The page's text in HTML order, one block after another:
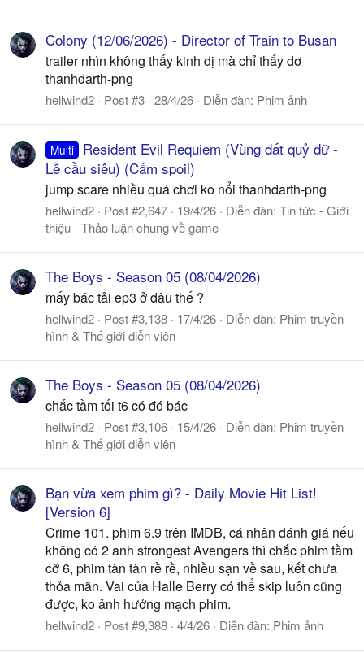
Colony (12/06/2026) - Director of Train to Busan
trailer nhìn không thấy kinh dị mà chỉ thấy dơ
thanhdarth-png
hellwind2 Post #3 28/4/26 Diễn đàn: Phim ảnh
Multi
Resident Evil Requiem (Vùng đất quỷ dữ -
Lễ cầu siêu) (Cấm spoil)
jump scare nhiều quá chơi ko nổi thanhdarth-png
hellwind2 Post #2,647 19/4/26 Diễn đàn: Tin tức - Giới
thiệu - Thảo luận chung về game
The Boys - Season 05 (08/04/2026)
mấy bác tải ep3 ở đâu thế ?
hellwind2 Post #3,138 17/4/26 Diễn đàn: Phim truyền
hình & Thế giới diễn viên
The Boys - Season 05 (08/04/2026)
chắc tầm tối t6 có đó bác
hellwind2 Post #3,106 15/4/26 Diễn đàn: Phim truyền
hình & Thế giới diễn viên
Bạn vừa xem phim gì? - Daily Movie Hit List!
[Version 6]
Crime 101. phim 6.9 trên IMDB, cá nhân đánh giá nếu
không có 2 anh strongest Avengers thì chắc phim tầm
cỡ 6, phim tàn tàn rề rề, nhiều sạn về sau, kết chưa
thỏa mãn. Vai của Halle Berry có thể skip luôn cũng
được, ko ảnh hưởng mạch phim.
hellwind2 Post #9,388 4/4/26 Diễn đàn: Phim ảnh